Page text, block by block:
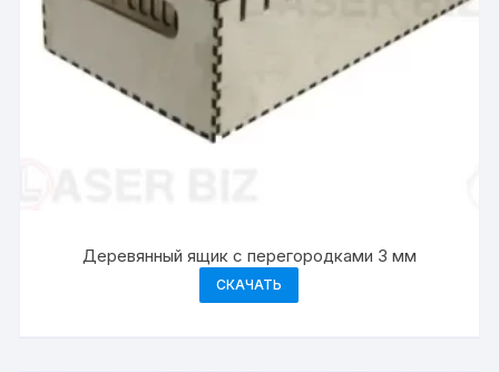
Деревянный ящик с перегородками 3 мм
СКАЧАТЬ